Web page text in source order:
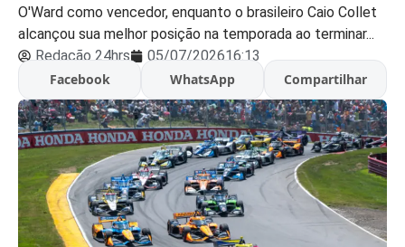
O'Ward como vencedor, enquanto o brasileiro Caio Collet
alcançou sua melhor posição na temporada ao terminar...
Redação 24hrs
05/07/202616:13
Facebook
WhatsApp Compartilhar